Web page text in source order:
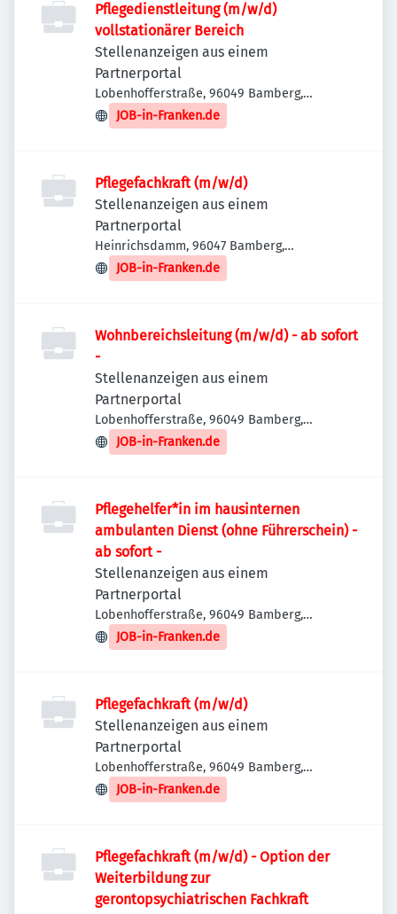
Pflegedienstleitung (m/w/d)
vollstationärer Bereich
Stellenanzeigen aus einem
Partnerportal
Lobenhofferstraße, 96049 Bamberg,
Deutschland
JOB-in-Franken.de
Pflegefachkraft (m/w/d)
Stellenanzeigen aus einem
Partnerportal
Heinrichsdamm, 96047 Bamberg,
Deutschland
JOB-in-Franken.de
Wohnbereichsleitung (m/w/d) - ab sofort
-
Stellenanzeigen aus einem
Partnerportal
Lobenhofferstraße, 96049 Bamberg,
Deutschland
JOB-in-Franken.de
Pflegehelfer*in im hausinternen
ambulanten Dienst (ohne Führerschein) -
ab sofort -
Stellenanzeigen aus einem
Partnerportal
Lobenhofferstraße, 96049 Bamberg,
Deutschland
JOB-in-Franken.de
Pflegefachkraft (m/w/d)
Stellenanzeigen aus einem
Partnerportal
Lobenhofferstraße, 96049 Bamberg,
Deutschland
JOB-in-Franken.de
Pflegefachkraft (m/w/d) - Option der
Weiterbildung zur
gerontopsychiatrischen Fachkraft